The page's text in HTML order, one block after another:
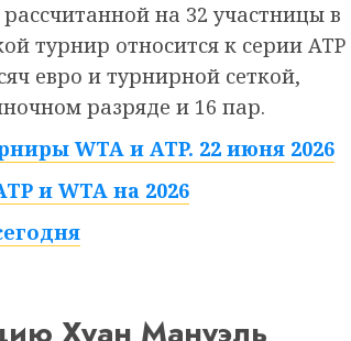
на 32 участницы в
турнир относится к серии ATP
евро и турнирной сеткой,
разряде и 16 пар.
WTA и ATP. 22 июня 2026
и WTA на 2026